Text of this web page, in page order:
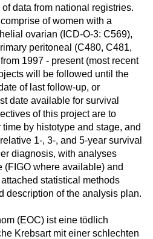
data from national registries.
of women with a
ovarian (ICD-O-3: C569),
peritoneal (C480, C481,
1997 - present (most recent
will be followed until the
of last follow-up, or
date available for survival
of this project are to
by histotype and stage, and
1-, 3-, and 5-year survival
diagnosis, with analyses
(FIGO where available) and
statistical methods
description of the analysis plan.
(EOC) ist eine tödlich
Krebsart mit einer schlechten